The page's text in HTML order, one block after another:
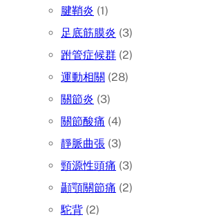
腱鞘炎 (1)
足底筋膜炎 (3)
跗管症候群 (2)
運動相關 (28)
關節炎 (3)
關節酸痛 (4)
靜脈曲張 (3)
頸源性頭痛 (3)
顳顎關節痛 (2)
駝背 (2)